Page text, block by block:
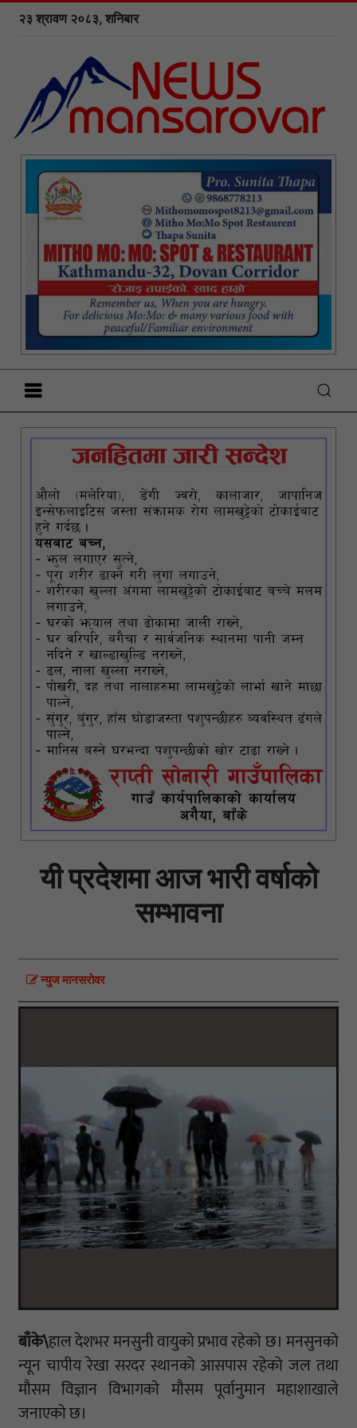
२३ श्रावण २०८३, शनिबार
यी प्रदेशमा आज भारी वर्षाको
सम्भावना
न्युज मानसराेवर
बाँके\हाल देशभर मनसुनी वायुको प्रभाव रहेको छ। मनसुनको
न्यून चापीय रेखा सरदर स्थानको आसपास रहेको जल तथा
मौसम विज्ञान विभागको मौसम पूर्वानुमान महाशाखाले
जनाएको छ।